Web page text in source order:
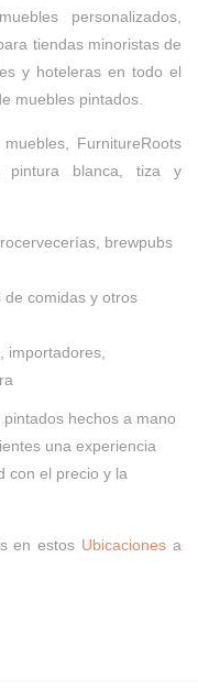
personalizados,
tiendas minoristas de
y hoteleras en todo el
muebles pintados.
FurnitureRoots
pintura blanca, tiza y
brewpubs
comidas y otros
importadores,
hechos a mano
una experiencia
con el precio y la
en estos Ubicaciones a